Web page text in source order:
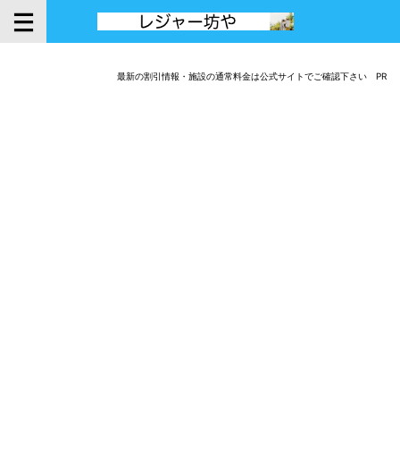
最新の割引情報・施設の通常料金は公式サイトでご確認下さい PR